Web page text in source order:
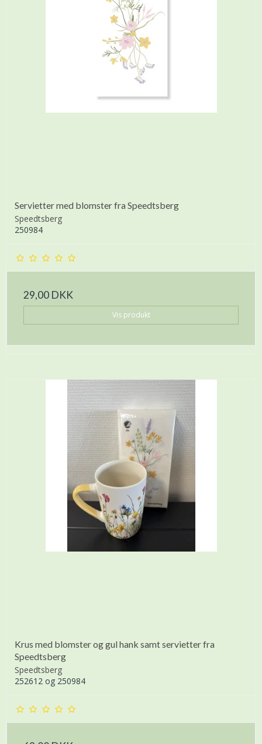
Servietter med blomster fra Speedtsberg
Speedtsberg
250984
29,00 DKK
Vis produkt
Krus med blomster og gul hank samt servietter fra
Speedtsberg
Speedtsberg
252612 og 250984